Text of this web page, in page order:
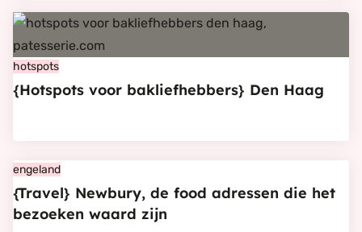
chocolade
adressen
in
Antwerpen
Bekijk
{Hotspots
voor
bakliefhebbers}
hotspots
{Hotspots voor bakliefhebbers} Den Haag
Bekijk
{Travel}
Newbury,
engeland
{Travel} Newbury, de food adressen die het
bezoeken waard zijn